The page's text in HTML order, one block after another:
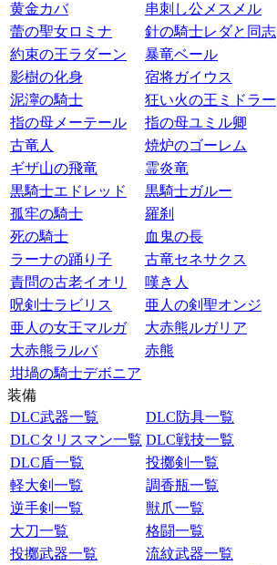
黄金カバ
串刺し公メスメル
蕾の聖女ロミナ
針の騎士レダと同志
約束の王ラダーン
暴竜ベール
影樹の化身
宿将ガイウス
泥濘の騎士
狂い火の王ミドラー
指の母メーテール
指の母ユミル卿
古竜人
焼炉のゴーレム
ギザ山の飛竜
霊炎竜
黒騎士エドレッド
黒騎士ガルー
孤牢の騎士
羅刹
死の騎士
血鬼の長
ラーナの踊り子
古竜セネサクス
責問の古老イオリ
嘆き人
呪剣士ラビリス
亜人の剣聖オンジ
亜人の女王マルガ
大赤熊ルガリア
大赤熊ラルバ
赤熊
坩堝の騎士デボニア
装備
DLC武器一覧
DLC防具一覧
DLCタリスマン一覧 DLC戦技一覧
DLC盾一覧
投擲剣一覧
軽大剣一覧
調香瓶一覧
逆手剣一覧
獣爪一覧
大刀一覧
格闘一覧
投擲武器一覧
流紋武器一覧